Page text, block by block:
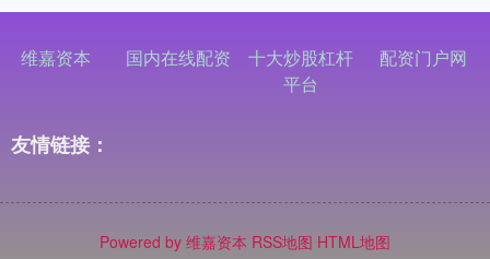
维嘉资本 国内在线配资
十大炒股杠杆
平台
配资门户网
友情链接：
Powered by 维嘉资本 RSS地图 HTML地图